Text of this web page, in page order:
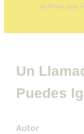
el Amor que
Un
Puedes
Autor